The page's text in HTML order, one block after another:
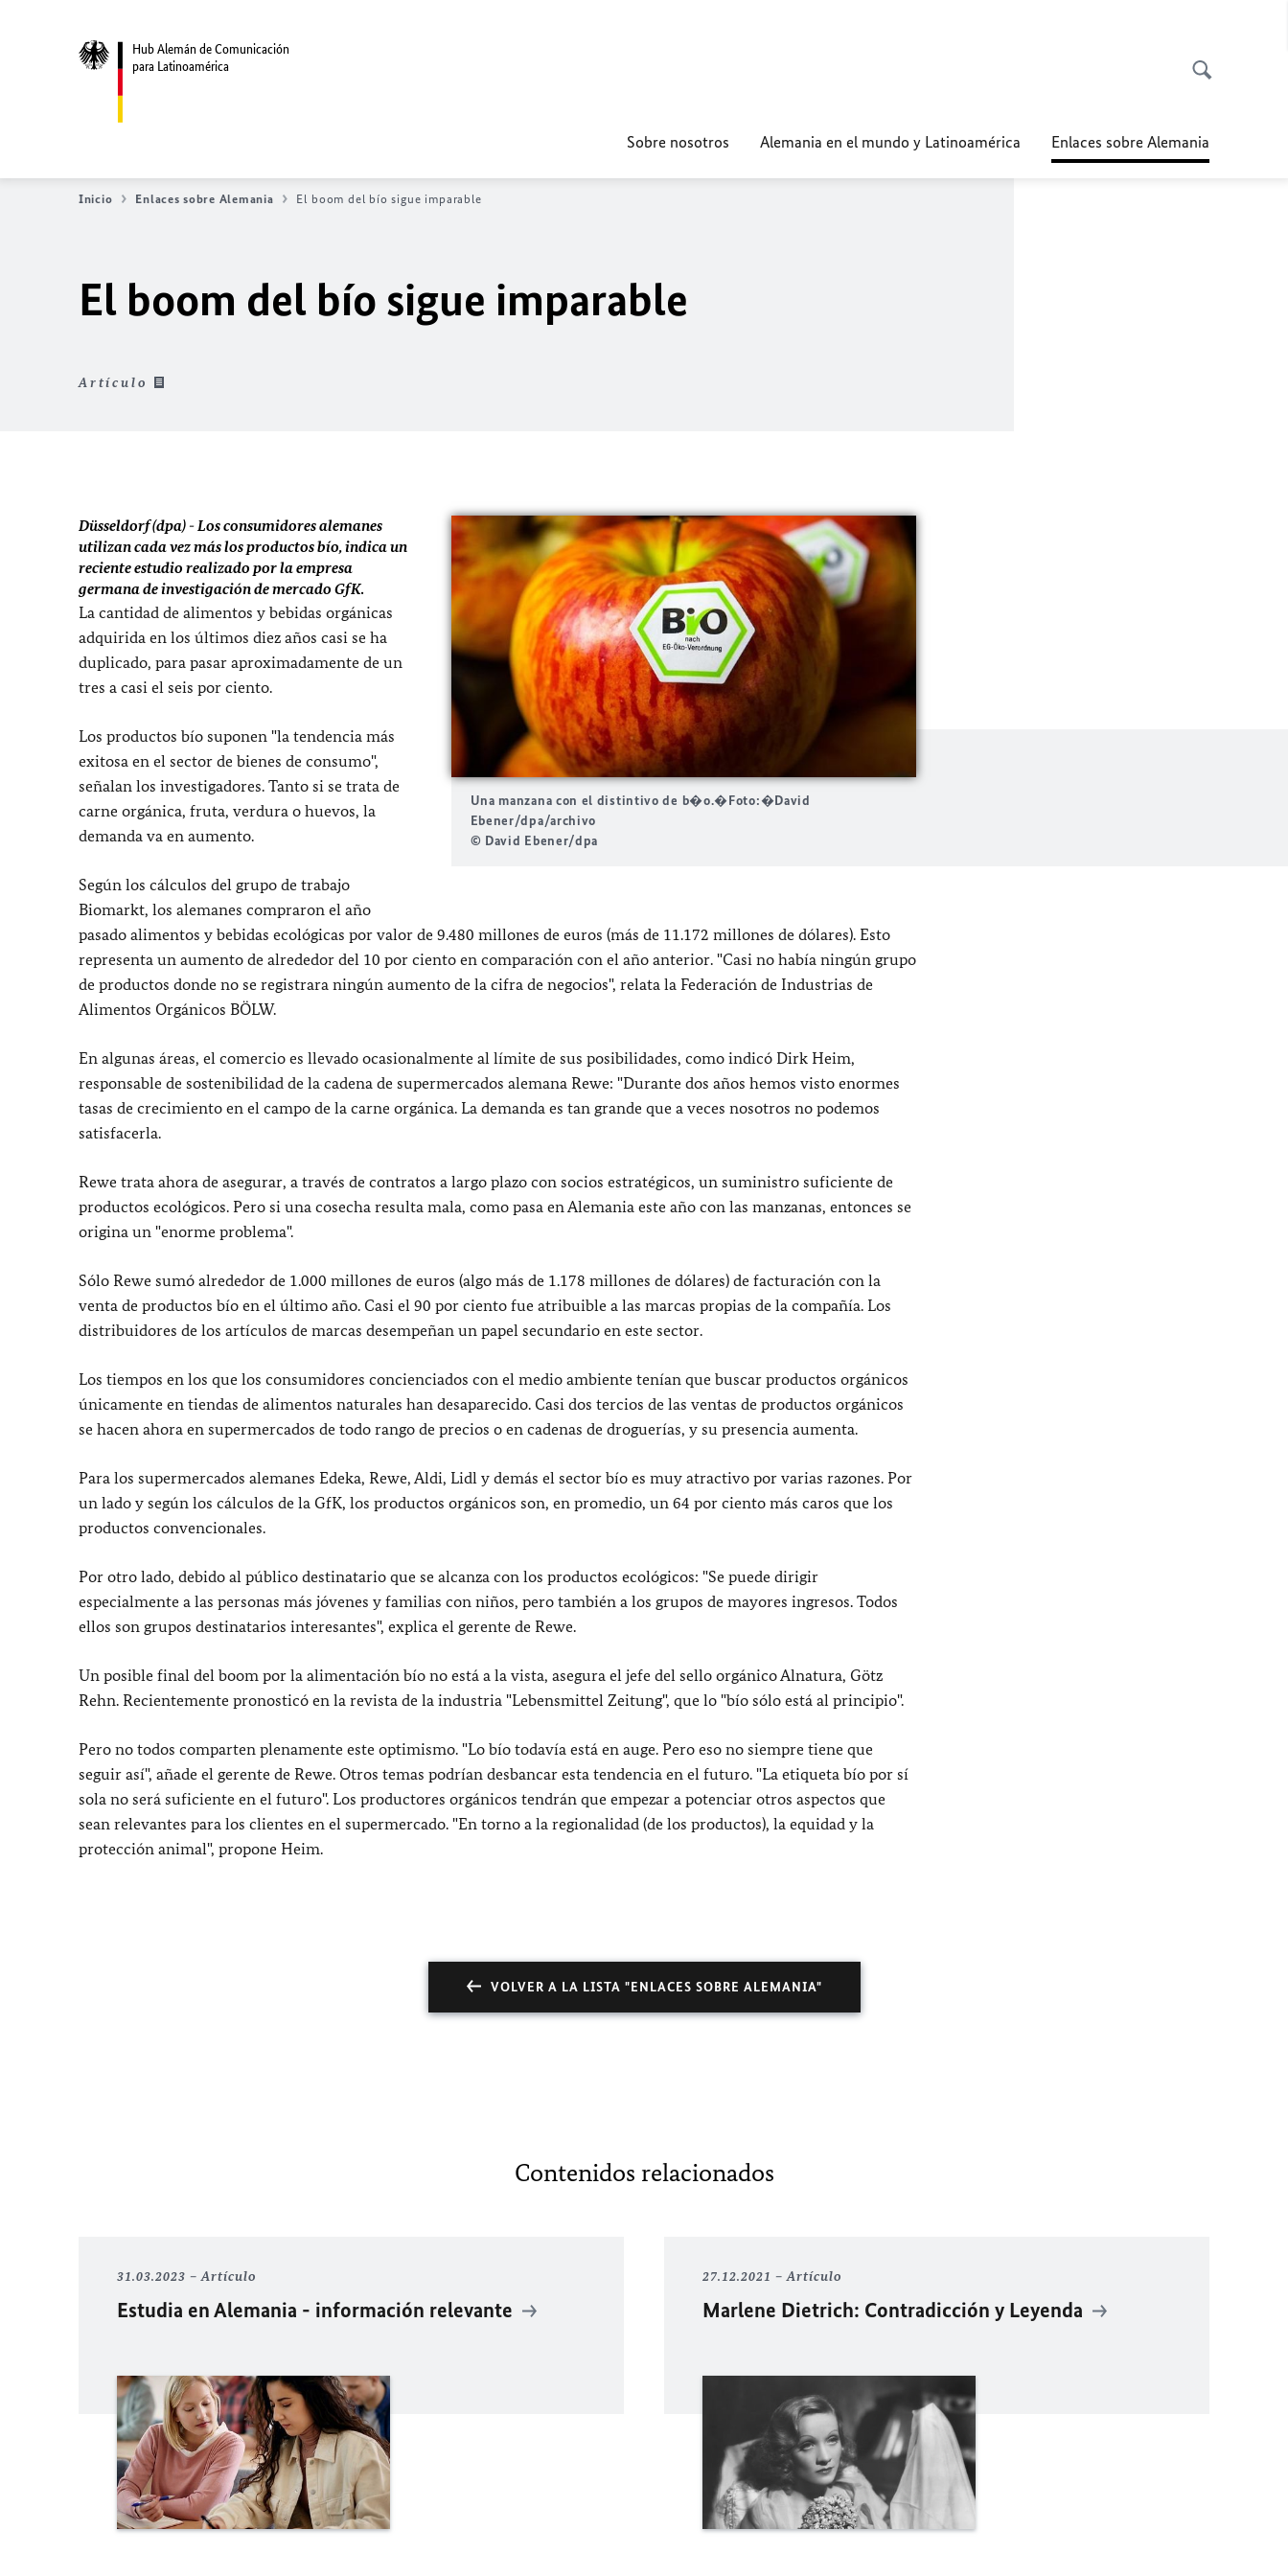
Hub Alemán de Comunicación
para Latinoamérica
Sobre nosotros Alemania en el mundo y Latinoamérica Enlaces sobre Alemania
Inicio Enlaces sobre Alemania El boom del bío sigue imparable
El boom del bío sigue imparable
Artículo
Una manzana con el distintivo de b�o.�Foto:�David
Ebener/dpa/archivo
© David Ebener/dpa
Düsseldorf (dpa) - Los consumidores alemanes
utilizan cada vez más los productos bío, indica un
reciente estudio realizado por la empresa
germana de investigación de mercado GfK.
La cantidad de alimentos y bebidas orgánicas
adquirida en los últimos diez años casi se ha
duplicado, para pasar aproximadamente de un
tres a casi el seis por ciento.
Los productos bío suponen "la tendencia más
exitosa en el sector de bienes de consumo",
señalan los investigadores. Tanto si se trata de
carne orgánica, fruta, verdura o huevos, la
demanda va en aumento.
Según los cálculos del grupo de trabajo
Biomarkt, los alemanes compraron el año
pasado alimentos y bebidas ecológicas por valor de 9.480 millones de euros (más de 11.172 millones de dólares). Esto
representa un aumento de alrededor del 10 por ciento en comparación con el año anterior. "Casi no había ningún grupo
de productos donde no se registrara ningún aumento de la cifra de negocios", relata la Federación de Industrias de
Alimentos Orgánicos BÖLW.
En algunas áreas, el comercio es llevado ocasionalmente al límite de sus posibilidades, como indicó Dirk Heim,
responsable de sostenibilidad de la cadena de supermercados alemana Rewe: "Durante dos años hemos visto enormes
tasas de crecimiento en el campo de la carne orgánica. La demanda es tan grande que a veces nosotros no podemos
satisfacerla.
Rewe trata ahora de asegurar, a través de contratos a largo plazo con socios estratégicos, un suministro suficiente de
productos ecológicos. Pero si una cosecha resulta mala, como pasa en Alemania este año con las manzanas, entonces se
origina un "enorme problema".
Sólo Rewe sumó alrededor de 1.000 millones de euros (algo más de 1.178 millones de dólares) de facturación con la
venta de productos bío en el último año. Casi el 90 por ciento fue atribuible a las marcas propias de la compañía. Los
distribuidores de los artículos de marcas desempeñan un papel secundario en este sector.
Los tiempos en los que los consumidores concienciados con el medio ambiente tenían que buscar productos orgánicos
únicamente en tiendas de alimentos naturales han desaparecido. Casi dos tercios de las ventas de productos orgánicos
se hacen ahora en supermercados de todo rango de precios o en cadenas de droguerías, y su presencia aumenta.
Para los supermercados alemanes Edeka, Rewe, Aldi, Lidl y demás el sector bío es muy atractivo por varias razones. Por
un lado y según los cálculos de la GfK, los productos orgánicos son, en promedio, un 64 por ciento más caros que los
productos convencionales.
Por otro lado, debido al público destinatario que se alcanza con los productos ecológicos: "Se puede dirigir
especialmente a las personas más jóvenes y familias con niños, pero también a los grupos de mayores ingresos. Todos
ellos son grupos destinatarios interesantes", explica el gerente de Rewe.
Un posible final del boom por la alimentación bío no está a la vista, asegura el jefe del sello orgánico Alnatura, Götz
Rehn. Recientemente pronosticó en la revista de la industria "Lebensmittel Zeitung", que lo "bío sólo está al principio".
Pero no todos comparten plenamente este optimismo. "Lo bío todavía está en auge. Pero eso no siempre tiene que
seguir así", añade el gerente de Rewe. Otros temas podrían desbancar esta tendencia en el futuro. "La etiqueta bío por sí
sola no será suficiente en el futuro". Los productores orgánicos tendrán que empezar a potenciar otros aspectos que
sean relevantes para los clientes en el supermercado. "En torno a la regionalidad (de los productos), la equidad y la
protección animal", propone Heim.
VOLVER A LA LISTA "ENLACES SOBRE ALEMANIA"
Contenidos relacionados
31.03.2023 Artículo
Estudia en Alemania - información relevante
27.12.2021 Artículo
Marlene Dietrich: Contradicción y Leyenda